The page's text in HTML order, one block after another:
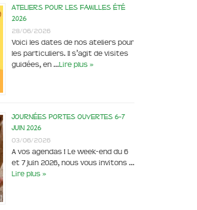
Ateliers pour les familles été
2026
28/06/2026
Voici les dates de nos ateliers pour
les particuliers. Il s’agit de visites
guidées, en …Lire plus »
Journées portes ouvertes 6-7
juin 2026
03/06/2026
A vos agendas ! Le week-end du 6
et 7 juin 2026, nous vous invitons …
Lire plus »